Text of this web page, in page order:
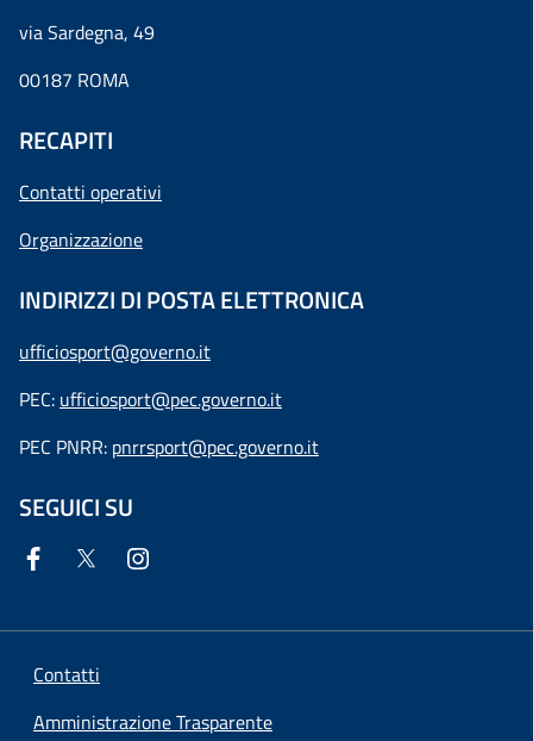
via Sardegna, 49
00187 ROMA
RECAPITI
Contatti operativi
Organizzazione
INDIRIZZI DI POSTA ELETTRONICA
ufficiosport@governo.it
PEC: ufficiosport@pec.governo.it
PEC PNRR: pnrrsport@pec.governo.it
SEGUICI SU
Contatti
Amministrazione Trasparente